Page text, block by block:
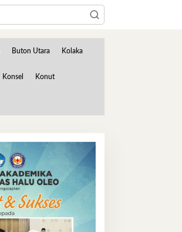
Buton Utara Kolaka
Konsel Konut